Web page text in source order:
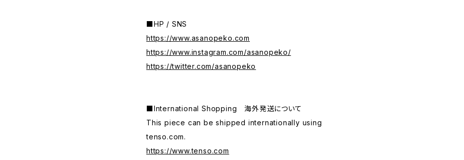
■HP / SNS
https://www.asanopeko.com
https://www.instagram.com/asanopeko/
https://twitter.com/asanopeko
■International Shopping 海外発送について
This piece can be shipped internationally using
tenso.com.
https://www.tenso.com